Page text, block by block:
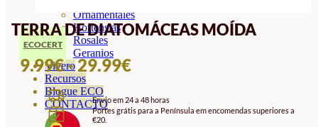
Ornamentales
Hortensias
Rosales
Geranios
Vivero
Recursos
Blogue ECO
CONTACTO
TERRA DE DIATOMÁCEAS MOÍDA
ECOCERT
9.99€-29.99€INTERVALO
PREÇOS:
Envio em 24 a 48 horas
Portes grátis para a Península em encomendas superiores a
€20.